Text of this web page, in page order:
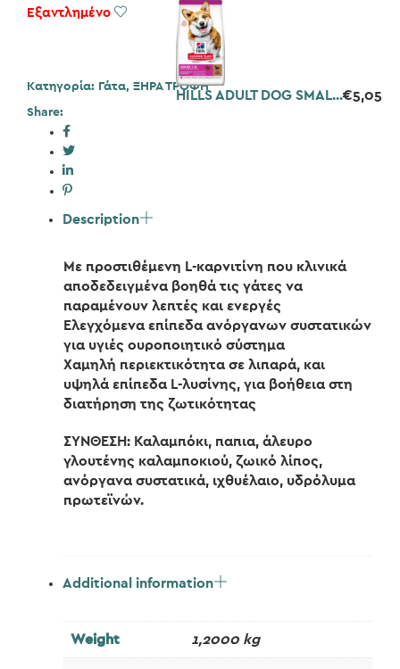
HILLS ADULT DOG SMAL...€5,05
Εξαντλημένο Add to Wishlist
Κατηγορία: Γάτα, ΞΗΡΑ ΤΡΟΦΗ
Share:
Description
Με προστιθέμενη L-καρνιτίνη που κλινικά
αποδεδειγμένα βοηθά τις γάτες να
παραμένουν λεπτές και ενεργές
Ελεγχόμενα επίπεδα ανόργανων συστατικών
για υγιές ουροποιητικό σύστημα
Χαμηλή περιεκτικότητα σε λιπαρά, και
υψηλά επίπεδα L-λυσίνης, για βοήθεια στη
διατήρηση της ζωτικότητας
ΣΥΝΘΕΣΗ: Καλαμπόκι, παπια, άλευρο
γλουτένης καλαμποκιού, ζωικό λίπος,
ανόργανα συστατικά, ιχθυέλαιο, υδρόλυμα
πρωτεϊνών.
Additional information
Weight 1,2000 kg